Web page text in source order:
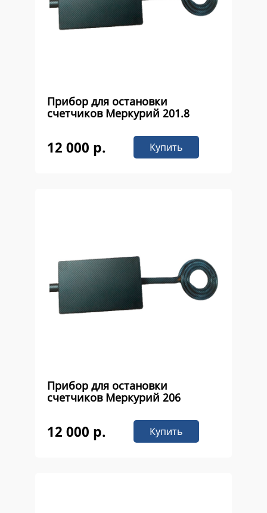
Прибор для остановки
счетчиков Меркурий 201.8
12 000 р. Купить
Прибор для остановки
счетчиков Меркурий 206
12 000 р. Купить